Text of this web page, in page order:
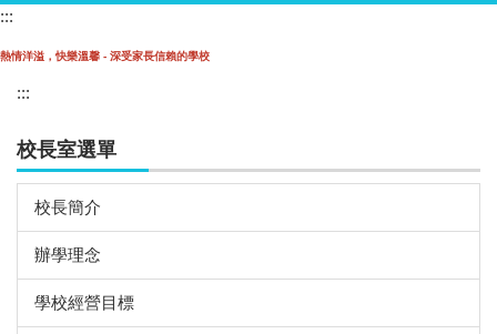
跳
主
要
容
區
:::
熱情洋溢，快樂溫馨 - 深受家長信賴的學校
:::
校長室選單
校長簡介
辦學理念
學校經營目標